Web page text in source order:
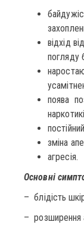
відхід
погляду
поява
зміна
агресія.
Основні
– блідість
– розширення